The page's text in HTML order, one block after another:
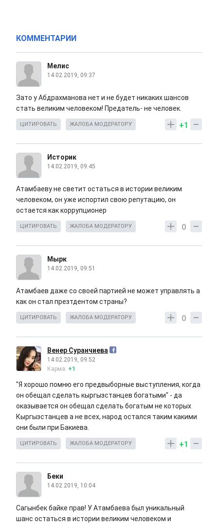
КОММЕНТАРИИ
Мелис
14.02.2019, 09:37
Зато у Абдрахманова нет и не будет никаких шансов
стать великим человеком! Предатель- не человек.
+1
ЦИТИРОВАТЬ ЖАЛОБА МОДЕРАТОРУ
Историк
14.02.2019, 09:45
Атамбаеву не светит остаться в истории великим
человеком, он уже испортил свою репутацию, он
остается как коррупционер
0
ЦИТИРОВАТЬ ЖАЛОБА МОДЕРАТОРУ
Мырк
14.02.2019, 09:51
Атамбаев даже со своей партией не может управлять а
как он стал презтдентом страны?
0
ЦИТИРОВАТЬ ЖАЛОБА МОДЕРАТОРУ
Венер Суранчиева
14.02.2019, 09:52
Карма: +1
"Я хорошо помню его предвыборные выступления, когда
он обещал сделать кыргызстанцев богатыми" - да
оказывается он обещал сделать богатым не которых
Кыргызстанцев а не всех, народ остался таким какими
они были при Бакиева.
+1
ЦИТИРОВАТЬ ЖАЛОБА МОДЕРАТОРУ
Беки
14.02.2019, 10:04
Сагынбек байке прав! У Атамбаева был уникальный
шанс остаться в истории великим человеком и